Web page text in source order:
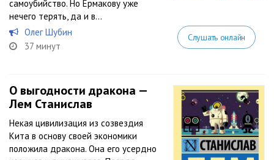
самоубийство. Но Ермакову уже
нечего терять, да и в...
Олег Шубин
37 минут
Слушать онлайн
О выгодности дракона —
Лем Станислав
Некая цивилизация из созвездия
Кита в основу своей экономики
положила дракона. Она его усердно